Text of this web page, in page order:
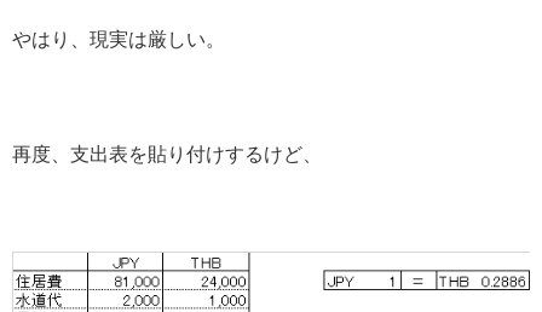
やはり、現実は厳しい。
再度、支出表を貼り付けするけど、